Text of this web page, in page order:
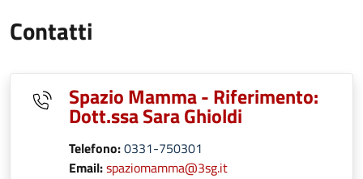
Contatti
Spazio Mamma - Riferimento:
Dott.ssa Sara Ghioldi
Telefono:0331-750301
Email:spaziomamma@3sg.it